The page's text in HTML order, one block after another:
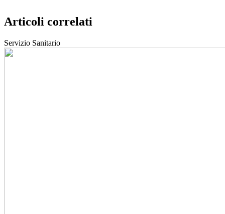
Articoli correlati
Servizio Sanitario